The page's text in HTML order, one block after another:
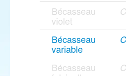
Bécasseau
violet
Bécasseau
variable
Bécasseau